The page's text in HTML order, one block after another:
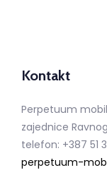
Kontakt
Perpetuum
zajednice
telefon: +387 51
perpetuum-